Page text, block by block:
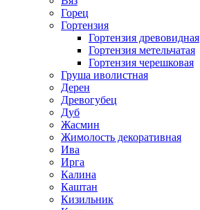
Горец
Гортензия
Гортензия древовидная
Гортензия метельчатая
Гортензия черешковая
Груша иволистная
Дерен
Древогубец
Дуб
Жасмин
Жимолость декоративная
Ива
Ирга
Калина
Каштан
Кизильник